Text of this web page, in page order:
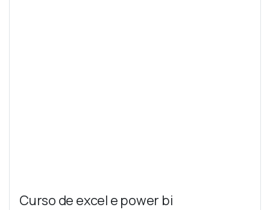
Curso de excel e power bi